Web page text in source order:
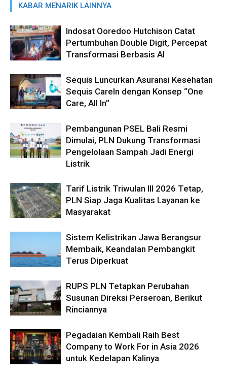
KABAR MENARIK LAINNYA
Indosat Ooredoo Hutchison Catat
Pertumbuhan Double Digit, Percepat
Transformasi Berbasis AI
Sequis Luncurkan Asuransi Kesehatan
Sequis CareIn dengan Konsep “One
Care, All In”
Pembangunan PSEL Bali Resmi
Dimulai, PLN Dukung Transformasi
Pengelolaan Sampah Jadi Energi
Listrik
Tarif Listrik Triwulan III 2026 Tetap,
PLN Siap Jaga Kualitas Layanan ke
Masyarakat
Sistem Kelistrikan Jawa Berangsur
Membaik, Keandalan Pembangkit
Terus Diperkuat
RUPS PLN Tetapkan Perubahan
Susunan Direksi Perseroan, Berikut
Rinciannya
Pegadaian Kembali Raih Best
Company to Work For in Asia 2026
untuk Kedelapan Kalinya